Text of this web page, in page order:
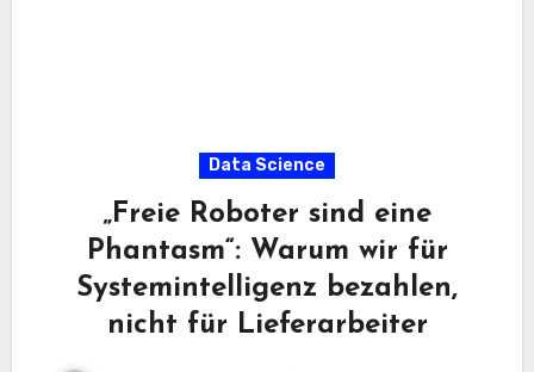
Data Science
„Freie Roboter sind eine
Phantasm“: Warum wir für
Systemintelligenz bezahlen,
nicht für Lieferarbeiter